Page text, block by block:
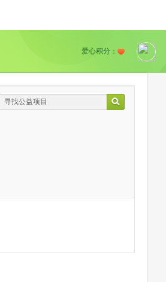
爱心积分：